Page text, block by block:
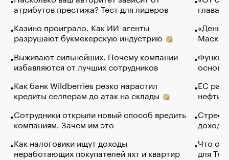
атрибутов престижа? Тест для лидеров
Казино проиграло. Как ИИ-агенты
разрушают букмекерскую индустрию
Выживают сильнейших. Почему компании
избавляются от лучших сотрудников
Как банк Wildberries резко нарастил
кредиты селлерам до атак на склады
Сотрудники открыли новый способ вредить
компаниям. Зачем им это
Как налоговики ищут доходы
неработающих покупателей яхт и квартир
глава
Маск в
основ
ЕС
нефти
Что
для